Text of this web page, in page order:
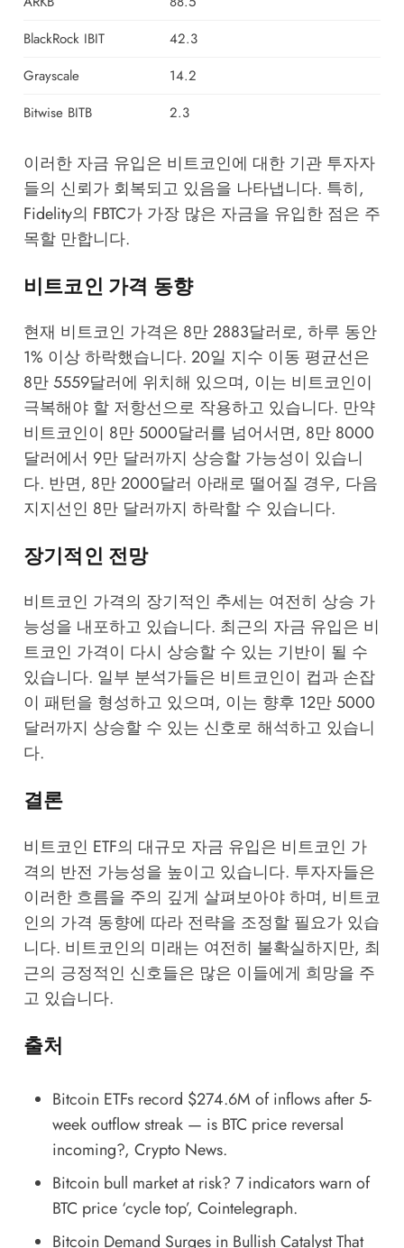
BlackRock IBIT
42.3
Grayscale
14.2
Bitwise BITB
2.3
이러한 자금 유입은 비트코인에 대한 기관 투자자
들의 신뢰가 회복되고 있음을 나타냅니다. 특히,
Fidelity의 FBTC가 가장 많은 자금을 유입한 점은 주
목할 만합니다.
비트코인 가격 동향
현재 비트코인 가격은 8만 2883달러로, 하루 동안
1% 이상 하락했습니다. 20일 지수 이동 평균선은
8만 5559달러에 위치해 있으며, 이는 비트코인이
극복해야 할 저항선으로 작용하고 있습니다. 만약
비트코인이 8만 5000달러를 넘어서면, 8만 8000
달러에서 9만 달러까지 상승할 가능성이 있습니
다. 반면, 8만 2000달러 아래로 떨어질 경우, 다음
지지선인 8만 달러까지 하락할 수 있습니다.
장기적인 전망
비트코인 가격의 장기적인 추세는 여전히 상승 가
능성을 내포하고 있습니다. 최근의 자금 유입은 비
트코인 가격이 다시 상승할 수 있는 기반이 될 수
있습니다. 일부 분석가들은 비트코인이 컵과 손잡
이 패턴을 형성하고 있으며, 이는 향후 12만 5000
달러까지 상승할 수 있는 신호로 해석하고 있습니
다.
결론
비트코인 ETF의 대규모 자금 유입은 비트코인 가
격의 반전 가능성을 높이고 있습니다. 투자자들은
이러한 흐름을 주의 깊게 살펴보아야 하며, 비트코
인의 가격 동향에 따라 전략을 조정할 필요가 있습
니다. 비트코인의 미래는 여전히 불확실하지만, 최
근의 긍정적인 신호들은 많은 이들에게 희망을 주
고 있습니다.
출처
Bitcoin ETFs record $274.6M of inflows after 5-
week outflow streak — is BTC price reversal
incoming?, Crypto News.
Bitcoin bull market at risk? 7 indicators warn of
BTC price ‘cycle top’, Cointelegraph.
Bitcoin Demand Surges in Bullish Catalyst That